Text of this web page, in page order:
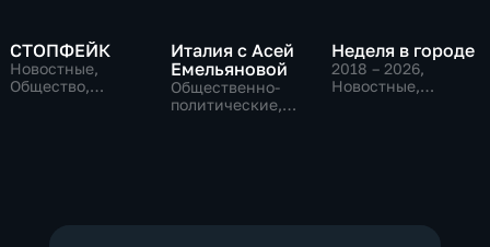
СТОПФЕЙК
Новостные,
Общество,
Италия с Асей
Емельяновой
Общественно-
политические,
Неделя в городе
2018 – 2026,
Новостные,